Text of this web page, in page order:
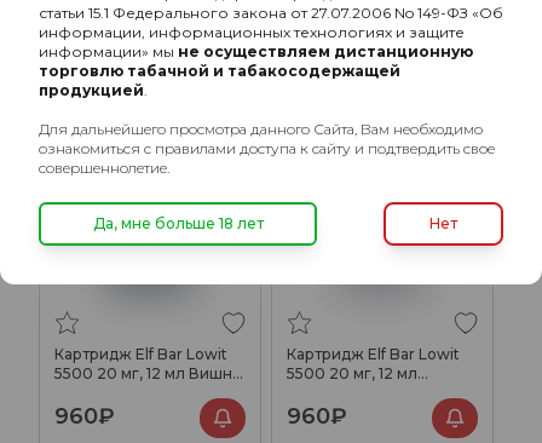
ХИТ
Картридж Elf Bar Lowit
5500 20 мг, 12 мл Вишня
960₽
ХИТ
Картридж Elf Bar Lowit
5500 20 мг, 12 мл
960₽
статьи 15.1 Федерального закона от 27.07.2006 No 149-ФЗ «Об
информации, информационных технологиях и защите
информации» мы не осуществляем дистанционную
торговлю табачной и табакосодержащей
продукцией.
Для дальнейшего просмотра данного Сайта, Вам необходимо
ознакомиться с правилами доступа к сайту и подтвердить свое
совершеннолетие.
Да, мне больше 18 лет Нет